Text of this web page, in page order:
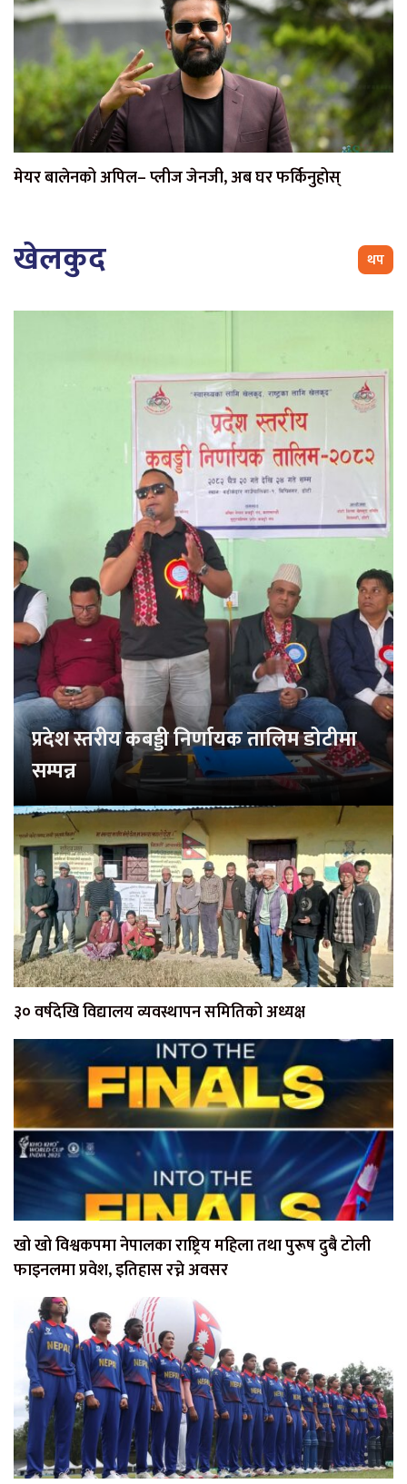
मेयर बालेनको अपिल– प्लीज जेनजी, अब घर फर्किनुहोस्
खेलकुद थप
प्रदेश स्तरीय कबड्डी निर्णायक तालिम डोटीमा
सम्पन्न
३० वर्षदेखि विद्यालय व्यवस्थापन समितिको अध्यक्ष
खो खो विश्वकपमा नेपालका राष्ट्रिय महिला तथा पुरूष दुबै टोली
फाइनलमा प्रवेश, इतिहास रच्ने अवसर